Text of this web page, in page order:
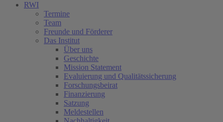
RWI
Termine
Team
Freunde und Förderer
Das Institut
Über uns
Geschichte
Mission Statement
Evaluierung und Qualitätssicherung
Forschungsbeirat
Finanzierung
Satzung
Meldestellen